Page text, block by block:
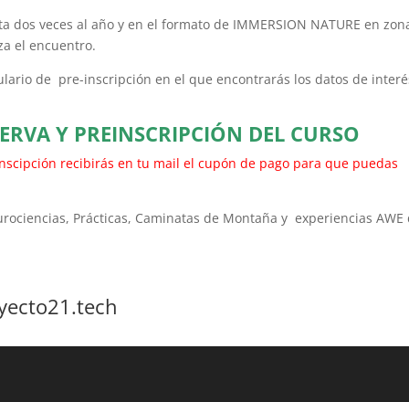
dos veces al año y en el formato de IMMERSION NATURE en
el encuentro.
de pre-inscripción en el que encontrarás los datos de
Y PREINSCRIPCIÓN DEL CURSO
recibirás en tu mail el cupón de pago para que puedas
Prácticas, Caminatas de Montaña y experiencias AWE